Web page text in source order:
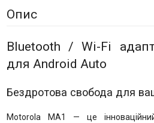
Опис
Bluetooth / Wi-Fi
для Android Auto
Бездротова свобода для
Motorola MA1 — це